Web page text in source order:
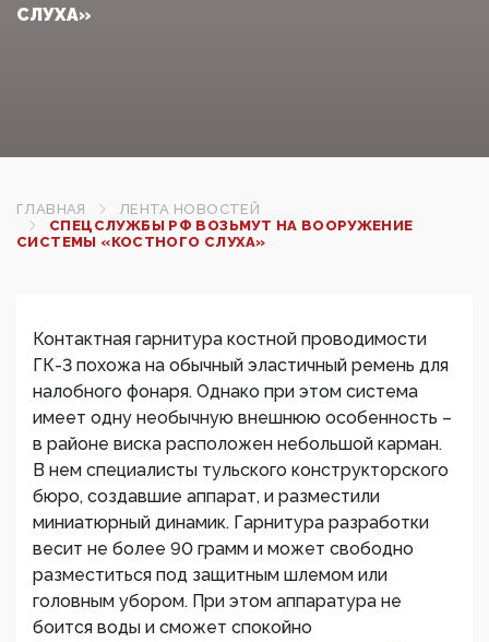
СЛУХА»
ГЛАВНАЯ
ЛЕНТА НОВОСТЕЙ
СПЕЦСЛУЖБЫ РФ ВОЗЬМУТ НА ВООРУЖЕНИЕ
СИСТЕМЫ «КОСТНОГО СЛУХА»
Контактная гарнитура костной проводимости
ГК-3 похожа на обычный эластичный ремень для
налобного фонаря. Однако при этом система
имеет одну необычную внешнюю особенность –
в районе виска расположен небольшой карман.
В нем специалисты тульского конструкторского
бюро, создавшие аппарат, и разместили
миниатюрный динамик. Гарнитура разработки
весит не более 90 грамм и может свободно
разместиться под защитным шлемом или
головным убором. При этом аппаратура не
боится воды и сможет спокойно